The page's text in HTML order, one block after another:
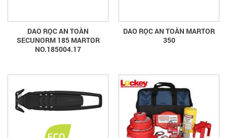
DAO RỌC AN TOÀN
SECUNORM 185 MARTOR
NO.185004.17
DAO RỌC AN TOÀN MARTOR
350